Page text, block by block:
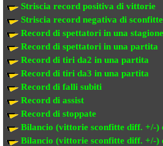
Striscia record positiva di vittorie
Striscia record negativa di sconfitte
Record di spettatori in una stagione
Record di spettatori in una partita
Record di tiri da2 in una partita
Record di tiri da3 in una partita
Record di falli subiti
Record di assist
Record di stoppate
Bilancio (vittorie sconfitte diff. +/-)
Bilancio (vittorie sconfitte diff. +/-)